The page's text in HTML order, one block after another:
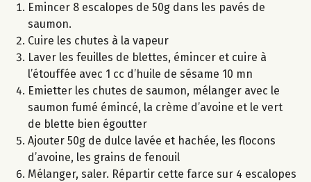
Emincer 8 escalopes de 50g dans les pavés de
saumon.
Cuire les chutes à la vapeur
Laver les feuilles de blettes, émincer et cuire à
l’étouffée avec 1 cc d’huile de sésame 10 mn
Emietter les chutes de saumon, mélanger avec le
saumon fumé émincé, la crème d’avoine et le vert
de blette bien égoutter
Ajouter 50g de dulce lavée et hachée, les flocons
d’avoine, les grains de fenouil
Mélanger, saler. Répartir cette farce sur 4 escalopes